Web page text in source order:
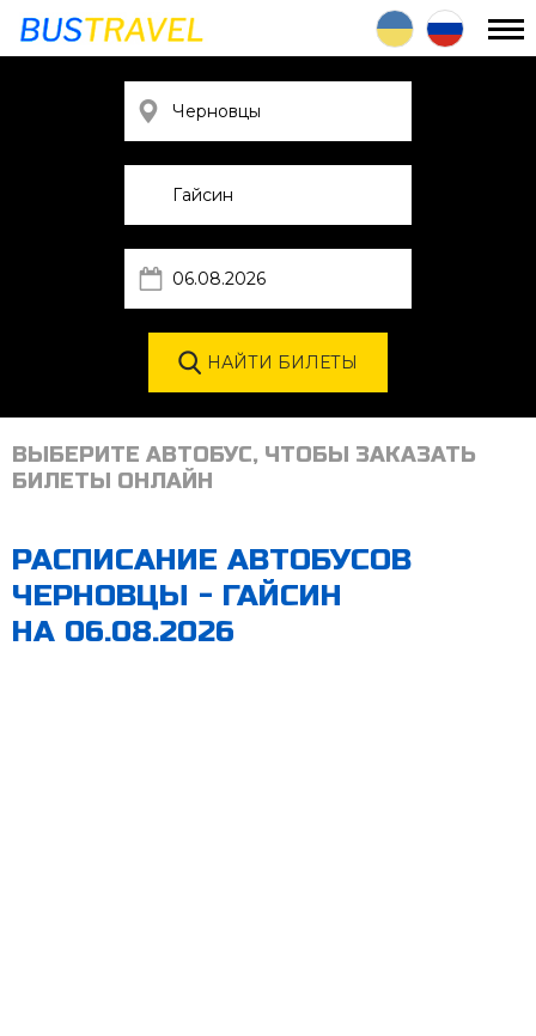
ВЫБЕРИТЕ АВТОБУС, ЧТОБЫ ЗАКАЗАТЬ
БИЛЕТЫ ОНЛАЙН
РАСПИСАНИЕ АВТОБУСОВ
ЧЕРНОВЦЫ - ГАЙСИН
НА 06.08.2026